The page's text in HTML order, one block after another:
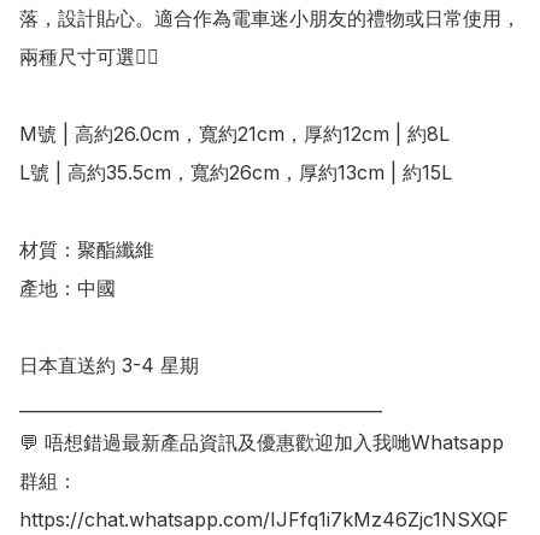
落，設計貼心。適合作為電車迷小朋友的禮物或日常使用，
兩種尺寸可選👍🏻
M號 | 高約26.0cm，寬約21cm，厚約12cm | 約8L
L號 | 高約35.5cm，寬約26cm，厚約13cm | 約15L
材質：聚酯纖維
產地：中國
日本直送約 3-4 星期
💬 唔想錯過最新產品資訊及優惠歡迎加入我哋Whatsapp
群組：
https://chat.whatsapp.com/IJFfq1i7kMz46Zjc1NSXQF